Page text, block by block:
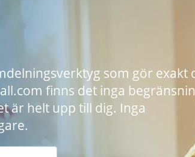
som gör exakt
finns det inga
är helt upp till dig. Inga